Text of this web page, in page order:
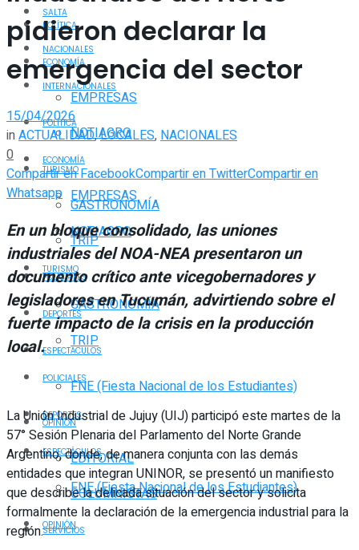
POLÍTICA
ECONOMÍA
EMPRESAS
NOTIAGRO
TURISMO
GASTRONOMÍA
TRIP
POLICIALES
DEPORTES
ESPECTÁCULOS
FNE (Fiesta Nacional de los Estudiantes)
OPINIÓN
EDITORIAL
COLUMNISTAS
SERVICIOS
SALTA
NACIONALES
INTERNACIONALES
POLÍTICA
ECONOMÍA
EMPRESAS
NOTIAGRO
TURISMO
GASTRONOMÍA
TRIP
POLICIALES
DEPORTES
ESPECTÁCULOS
FNE (Fiesta Nacional de los Estudiantes)
OPINIÓN
pidieron declarar la
emergencia del sector
15/04/2026
inACTUALIDAD,LOCALES,NACIONALES
0
Compartir en FacebookCompartir en TwitterCompartir en
Whatsapp
En un bloque consolidado, las uniones
industriales del NOA-NEA presentaron un
documento crítico ante vicegobernadores y
legisladores en Tucumán, advirtiendo sobre el
fuerte impacto de la crisis en la producción
local.
La Unión Industrial de Jujuy (UIJ) participó este martes de la
57° Sesión Plenaria del Parlamento del Norte Grande
Argentino, donde, de manera conjunta con las demás
entidades que integran UNINOR, se presentó un manifiesto
que describe la delicada situación del sector y solicita
formalmente la declaración de la emergencia industrial para la
región.